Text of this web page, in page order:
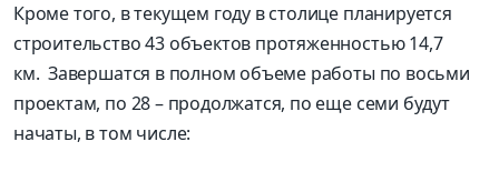
Кроме того, в текущем году в столице планируется
строительство 43 объектов протяженностью 14,7
км. Завершатся в полном объеме работы по восьми
проектам, по 28 – продолжатся, по еще семи будут
начаты, в том числе: